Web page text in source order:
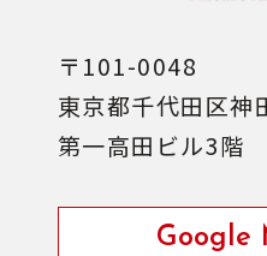
〒101-0048
東京都千代田区
第一高田ビル3階
Google